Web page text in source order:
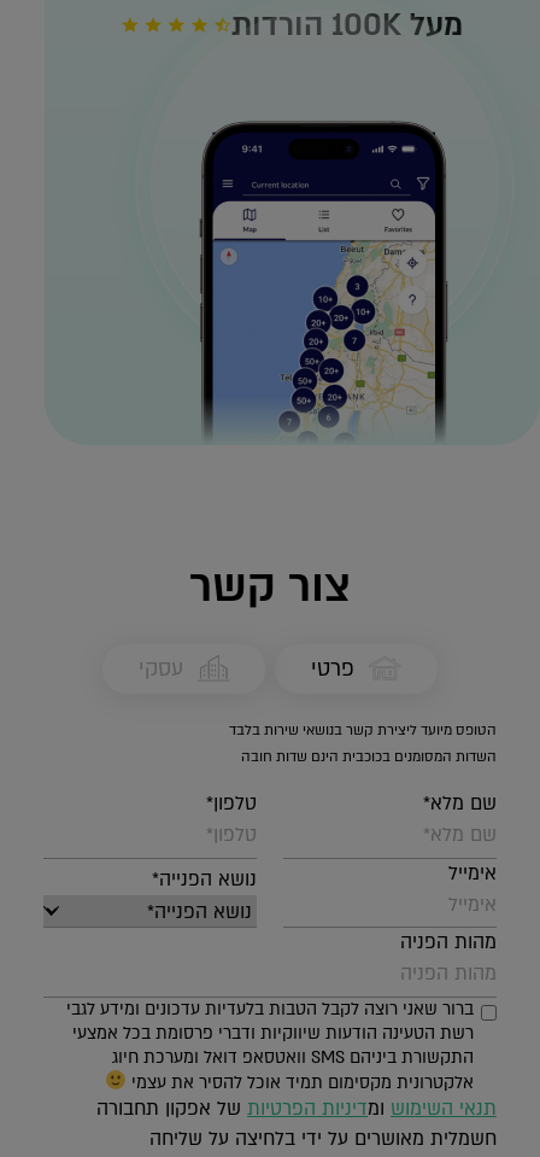
מעל 100K הורדות
צור קשר
פרטי עסקי
הטופס מיועד ליצירת קשר בנושאי שירות בלבד
השדות המסומנים בכוכבית הינם שדות חובה
שם מלא* טלפון*
אימייל נושא הפנייה*
מהות הפניה
ברור שאני רוצה לקבל הטבות בלעדיות עדכונים ומידע לגבי
רשת הטעינה הודעות שיווקיות ודברי פרסומת בכל אמצעי
התקשורת ביניהם SMS וואטסאפ דואל ומערכת חיוג
אלקטרונית מקסימום תמיד אוכל להסיר את עצמי
תנאי השימוש ומדיניות הפרטיותשל אפקון תחבורה
חשמלית מאושרים על ידי בלחיצה על שליחה